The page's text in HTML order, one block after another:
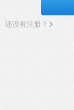
还没有注册？